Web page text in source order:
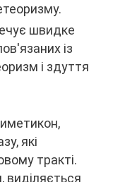
швидке
із
і здуття
які
тракті.
виділяється